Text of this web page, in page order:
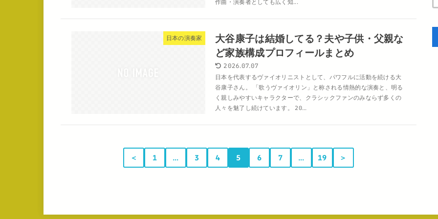
作曲・演奏者としても広く知...
日本の演奏家
大谷康子は結婚してる？夫や子供・父親な
ど家族構成プロフィールまとめ
2026.07.07
日本を代表するヴァイオリニストとして、パワフルに活動を続ける大
谷康子さん。 「歌うヴァイオリン」と称される情熱的な演奏と、明る
く親しみやすいキャラクターで、クラシックファンのみならず多くの
人々を魅了し続けています。 20...
＜ 1 … 3 4 5 6 7 … 19 ＞